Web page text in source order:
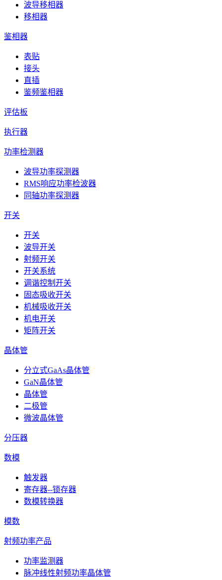
波导移相器
移相器
鉴相器
表贴
接头
直插
鉴频鉴相器
评估板
执行器
功率检测器
波导功率探测器
RMS响应功率检波器
同轴功率探测器
开关
开关
波导开关
射频开关
开关系统
调谐控制开关
固态吸收开关
机械吸收开关
机电开关
矩阵开关
晶体管
分立式GaAs晶体管
GaN晶体管
晶体管
二极管
微波晶体管
分压器
数模
触发器
寄存器--锁存器
数模转换器
模数
射频功率产品
功率监测器
脉冲线性射频功率晶体管